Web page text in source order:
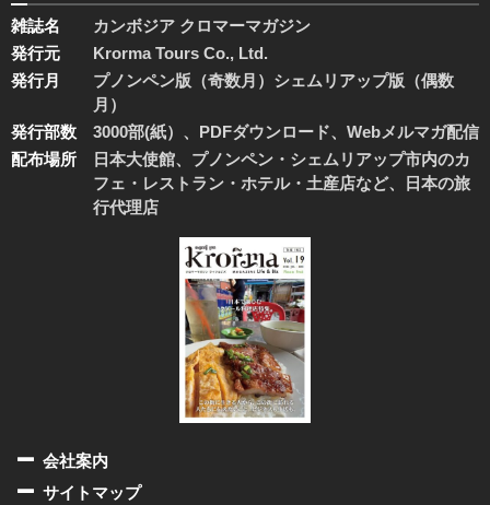
雑誌名
カンボジア クロマーマガジン
発行元
Krorma Tours Co., Ltd.
発行月
プノンペン版（奇数月）シェムリアップ版（偶数
月）
発行部数
3000部(紙）、PDFダウンロード、Webメルマガ配信
配布場所
日本大使館、プノンペン・シェムリアップ市内のカ
フェ・レストラン・ホテル・土産店など、日本の旅
行代理店
会社案内
サイトマップ